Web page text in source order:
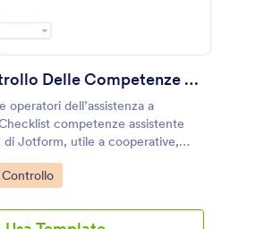
Lista Di Controllo Delle Competenze Dell'Assistente Sanitario Domestico Form
operatori dell’assistenza a
competenze assistente
di Jotform, utile a cooperative,
per raccolta dati, confronto dei
risposte.